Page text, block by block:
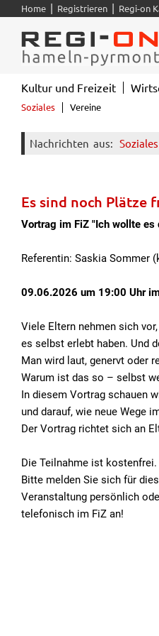
Nachrichten aus: Soziales
Es sind noch Plätze
Vortrag im FiZ "Ich wollte es
Referentin: Saskia Sommer
09.06.2026 um 19:00 Uhr
Viele Eltern nehmen sich
es selbst erlebt haben. Und
Man wird laut, genervt oder
Warum ist das so – selbst
In diesem Vortrag schauen
und darauf, wie neue Wege
Der Vortrag richtet sich an
Die Teilnahme ist kostenfrei.
Bitte melden Sie sich für
Veranstaltung persönlich
telefonisch im FiZ an!
Home | Registrieren | Regi-on
Kultur und Freizeit
Soziales Vereine